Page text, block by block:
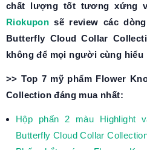
chất lượng tốt tương xứng
Riokupon sẽ review các
Butterfly Cloud Collar
không để mọi người cùng hiểu
>> Top 7 mỹ phẩm Flower
Collection đáng mua nhất:
Hộp phấn 2 màu Highlight
Butterfly Cloud Collar